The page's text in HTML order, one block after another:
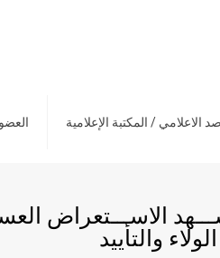
الاعلامي / المكتبة الإعلامية
الاســـتعراض
والتأييد